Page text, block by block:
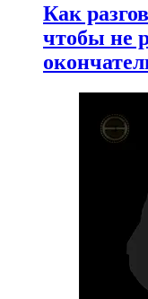
Как
чтобы не